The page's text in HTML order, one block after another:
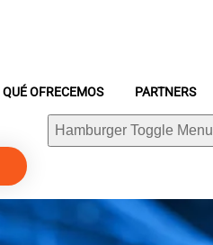
QUÉ OFRECEMOS PARTNERS
Hamburger Toggle Menu